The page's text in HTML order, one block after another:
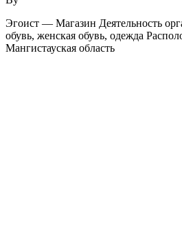
Эгоист — Магазин Деятельность
обувь, женская обувь, одежда
Мангистауская область